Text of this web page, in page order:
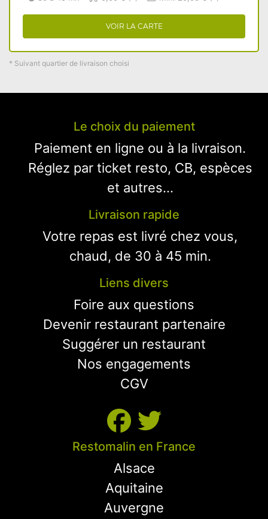
VOIR LA CARTE
* Suivant quartier de livraison choisi
Le choix du paiement
Paiement en ligne ou à la livraison.
Réglez par ticket resto, CB, espèces
et autres...
Livraison rapide
Votre repas est livré chez vous,
chaud, de 30 à 45 min.
Liens divers
Foire aux questions
Devenir restaurant partenaire
Suggérer un restaurant
Nos engagements
CGV
Restomalin en France
Alsace
Aquitaine
Auvergne